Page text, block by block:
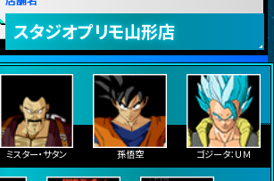
スタジオプリモ山形店
ミスター・サタン 孫悟空 ゴジータ：ＵＭ